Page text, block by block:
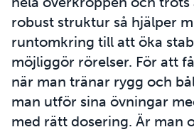
robust struktur så hjälper
runtomkring till att öka
möjliggör rörelser. För att
när man tränar rygg och
man utför sina övningar
med rätt dosering. Är man